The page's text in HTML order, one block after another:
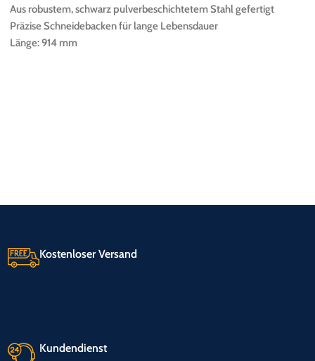
Aus robustem, schwarz pulverbeschichtetem Stahl gefertigt
Präzise Schneidebacken für lange Lebensdauer
Länge: 914 mm
Kostenloser Versand
Kundendienst